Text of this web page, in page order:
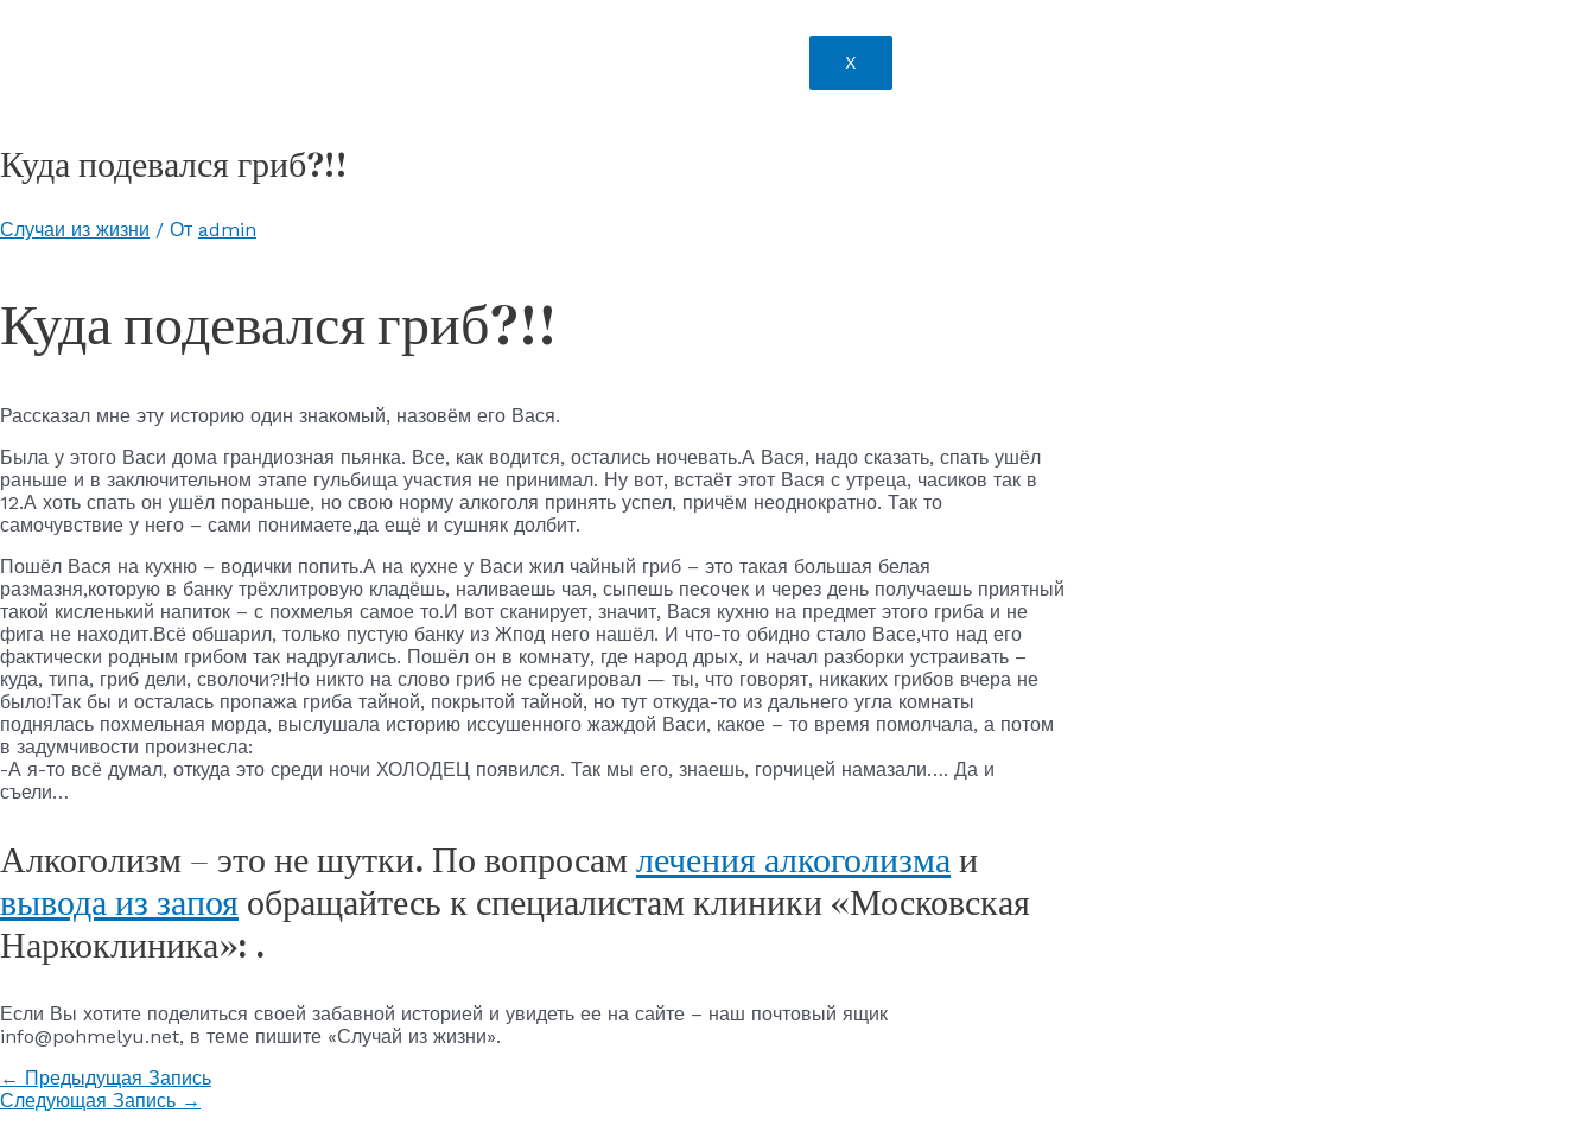
X
Куда подевался гриб?!!
Случаи из жизни / От admin
Куда подевался гриб?!!
Рассказал мне эту историю один знакомый, назовём его Вася.
Была у этого Васи дома грандиозная пьянка. Все, как водится, остались ночевать.А Вася, надо сказать, спать ушёл
раньше и в заключительном этапе гульбища участия не принимал. Ну вот, встаёт этот Вася с утреца, часиков так в
12.А хоть спать он ушёл пораньше, но свою норму алкоголя принять успел, причём неоднократно. Так то
самочувствие у него – сами понимаете,да ещё и сушняк долбит.
Пошёл Вася на кухню – водички попить.А на кухне у Васи жил чайный гриб – это такая большая белая
размазня,которую в банку трёхлитровую кладёшь, наливаешь чая, сыпешь песочек и через день получаешь приятный
такой кисленький напиток – с похмелья самое то.И вот сканирует, значит, Вася кухню на предмет этого гриба и не
фига не находит.Всё обшарил, только пустую банку из Жпод него нашёл. И что-то обидно стало Васе,что над его
фактически родным грибом так надругались. Пошёл он в комнату, где народ дрых, и начал разборки устраивать –
куда, типа, гриб дели, сволочи?!Но никто на слово гриб не среагировал — ты, что говорят, никаких грибов вчера не
было!Так бы и осталась пропажа гриба тайной, покрытой тайной, но тут откуда-то из дальнего угла комнаты
поднялась похмельная морда, выслушала историю иссушенного жаждой Васи, какое – то время помолчала, а потом
в задумчивости произнесла:
-А я-то всё думал, откуда это среди ночи ХОЛОДЕЦ появился. Так мы его, знаешь, горчицей намазали…. Да и
съели…
Алкоголизм – это не шутки. По вопросамлечения алкоголизмаи
вывода из запояобращайтесь к специалистам клиники «Московская
Наркоклиника»: .
Если Вы хотите поделиться своей забавной историей и увидеть ее на сайте – наш почтовый ящик
info@pohmelyu.net, в теме пишите «Случай из жизни».
← Предыдущая Запись
Следующая Запись →